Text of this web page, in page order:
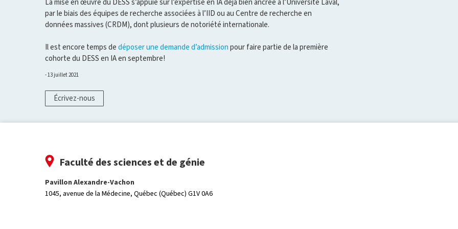
par le biais des équipes de recherche associées à l’IID ou au Centre de recherche en
données massives (CRDM), dont plusieurs de notoriété internationale.
Il est encore temps de déposer une demande d’admission pour faire partie de la première
cohorte du DESS en IA en septembre!
13 juillet 2021
Écrivez-nous
Faculté des sciences et de génie
Pavillon Alexandre-Vachon
1045, avenue de la Médecine, Québec (Québec) G1V 0A6